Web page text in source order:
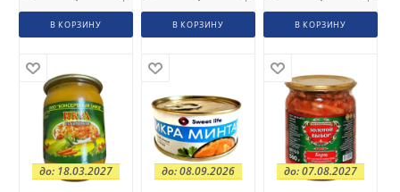
В КОРЗИНУ В КОРЗИНУ В КОРЗИНУ
до: 18.03.2027 до: 08.09.2026 до: 07.08.2027